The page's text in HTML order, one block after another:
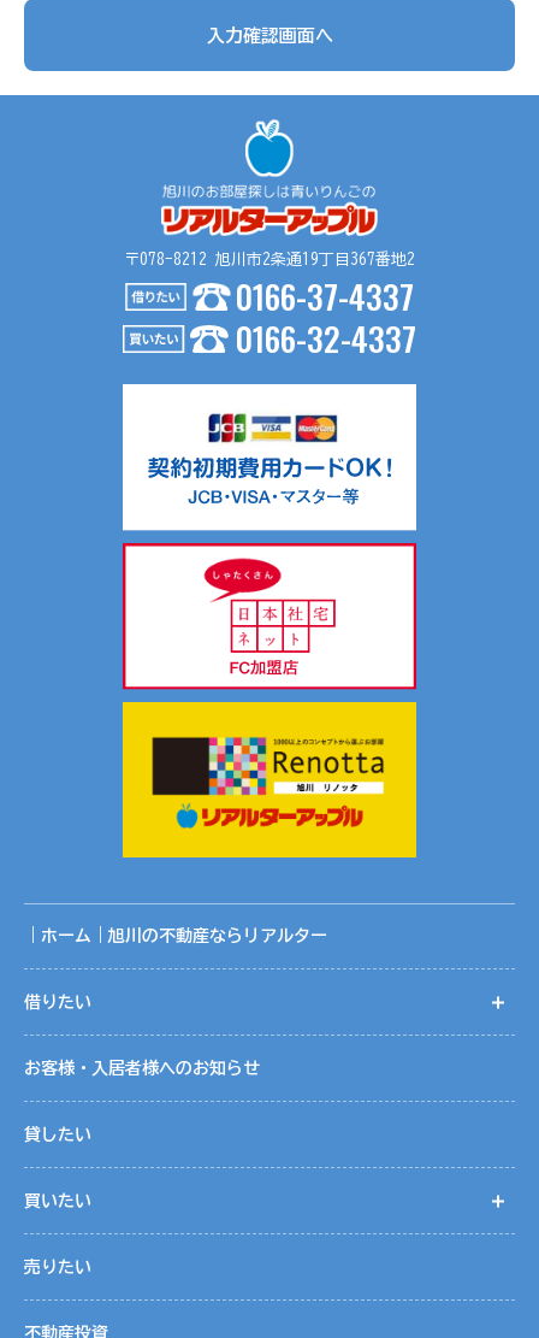
３．個人情報の利用目的
4. お問合せやご質問の受付と回答
5. お客様にとって有用と思われる情報の提供
6. サービス内容の分析、向上
４．個人情報の第三者提供
お問い合わせ内容が不動産の賃貸仲介・売買仲介の場合、以
不動産の賃貸仲介・売買仲介のため
（２）提供する個人情報の項目
氏名、生年月日、住所、電話番号、Ｅメールアドレス等
入居申込書等、契約書面に記載の上、提供します。
（４）提供を受ける者の組織の種類、属性
不動産の賃貸仲介・売買仲介における相手方
共同利用について当社では、お客様により有益な情報提供を
するためにリアルターグループとして総合的にお客様情報を
共同利用し、サポートしております。
共同利用する情報は、氏名、連絡先、物件情報、物件入居状
共同利用する範囲は、当社ホームページ記載の関連会社の範
囲です。
情報保護管理者が行っております。
ては、個人情報を預けることがあります。この場合、個人情
約等において個人情報の適正管理・機密保持などによりお客
を実施させます。
６．個人情報の開示等の請求
お客様は、当社に対してご自身の個人情報の開示等（利用目
的の通知、開示、内容の訂正・追加・削除、利用の停止また
入力確認画面へ
〒078-8212 旭川市2条通19丁目367番地2
0166-37-4337
0166-32-4337
｜ホーム｜旭川の不動産ならリアルター
借りたい
お客様・入居者様へのお知らせ
貸したい
買いたい
売りたい
不動産投資